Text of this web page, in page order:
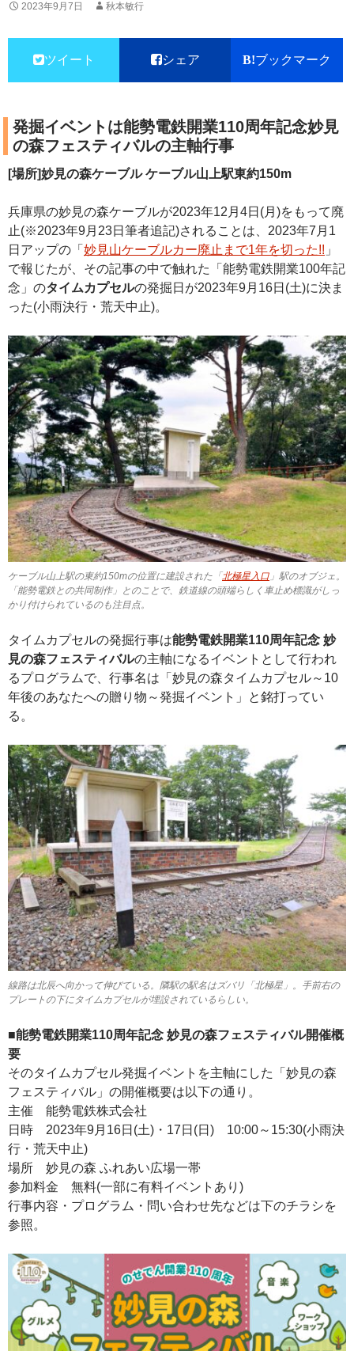
2023年9月7日 秋本敏行
ツイート シェア ブックマーク
発掘イベントは能勢電鉄開業110周年記念妙見
の森フェスティバルの主軸行事
[場所]妙見の森ケーブル ケーブル山上駅東約150m
兵庫県の妙見の森ケーブルが2023年12月4日(月)をもって廃
止(※2023年9月23日筆者追記)されることは、2023年7月1
日アップの「 妙見山ケーブルカー廃止まで1年を切った!! 」
で報じたが、その記事の中で触れた「能勢電鉄開業100年記
念」のタイムカプセルの発掘日が2023年9月16日(土)に決ま
った(小雨決行・荒天中止)。
ケーブル山上駅の東約150mの位置に建設された「北極星入口 」駅のオブジェ。
「能勢電鉄との共同制作」とのことで、鉄道線の頭端らしく車止め標識がしっ
かり付けられているのも注目点。
タイムカプセルの発掘行事は能勢電鉄開業110周年記念 妙
見の森フェスティバルの主軸になるイベントとして行われ
るプログラムで、行事名は「妙見の森タイムカプセル～10
年後のあなたへの贈り物～発掘イベント」と銘打ってい
る。
線路は北辰へ向かって伸びている。隣駅の駅名はズバリ「北極星」。手前右の
プレートの下にタイムカプセルが埋設されているらしい。
■能勢電鉄開業110周年記念 妙見の森フェスティバル開催概
要
そのタイムカプセル発掘イベントを主軸にした「妙見の森
フェスティバル」の開催概要は以下の通り。
主催 能勢電鉄株式会社
日時 2023年9月16日(土)・17日(日) 10:00～15:30(小雨決
行・荒天中止)
場所 妙見の森 ふれあい広場一帯
参加料金 無料(一部に有料イベントあり)
行事内容・プログラム・問い合わせ先などは下のチラシを
参照。